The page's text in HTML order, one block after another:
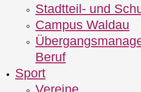
Stadtteil- und
Campus Waldau
Beruf
Sport